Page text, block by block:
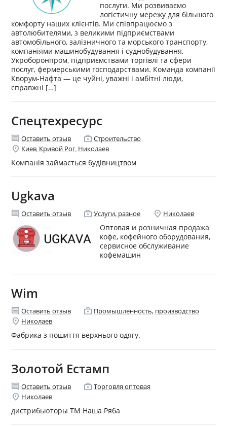
послуги. Ми розвиваємо
логістичну мережу для більшого
комфорту наших клієнтів. Ми співпрацюємо з
автолюбителями, з великими підприємствами
автомобільного, залізничного та морського транспорту,
компаніями машинобудування і суднобудування,
Укроборонпром, підприємствами торгівлі та сфери
послуг, фермерськими господарствами. Команда компанії
Кворум-Нафта — це чуйні, уважні і амбітні люди,
справжні […]
Спецтехресурс
comment Оставить отзыв enterprise Строительство
location_on Киев, Кривой Рог, Николаев
Компанія займається будівництвом
Ugkava
comment Оставить отзыв enterprise Услуги, разное location_on Николаев
Оптовая и розничная продажа
кофе, кофейного оборудования,
сервисное обслуживание
кофемашин
Wim
comment Оставить отзыв enterprise Промышленность, производство
location_on Николаев
Фабрика з пошиття верхнього одягу.
Золотой Естамп
comment Оставить отзыв enterprise Торговля оптовая
location_on Николаев
дистрибьюторы ТМ Наша Ряба